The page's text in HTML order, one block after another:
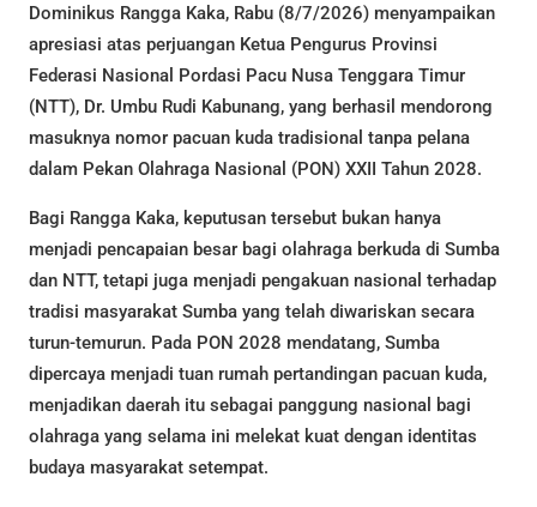
Dominikus Rangga Kaka, Rabu (8/7/2026) menyampaikan
apresiasi atas perjuangan Ketua Pengurus Provinsi
Federasi Nasional Pordasi Pacu Nusa Tenggara Timur
(NTT), Dr. Umbu Rudi Kabunang, yang berhasil mendorong
masuknya nomor pacuan kuda tradisional tanpa pelana
dalam Pekan Olahraga Nasional (PON) XXII Tahun 2028.
Bagi Rangga Kaka, keputusan tersebut bukan hanya
menjadi pencapaian besar bagi olahraga berkuda di Sumba
dan NTT, tetapi juga menjadi pengakuan nasional terhadap
tradisi masyarakat Sumba yang telah diwariskan secara
turun-temurun. Pada PON 2028 mendatang, Sumba
dipercaya menjadi tuan rumah pertandingan pacuan kuda,
menjadikan daerah itu sebagai panggung nasional bagi
olahraga yang selama ini melekat kuat dengan identitas
budaya masyarakat setempat.